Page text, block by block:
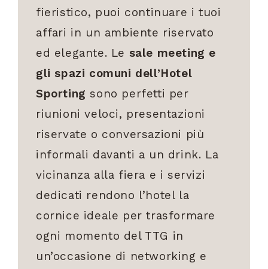
fieristico, puoi continuare i tuoi
affari in un ambiente riservato
ed elegante. Le sale meeting e
gli spazi comuni dell’Hotel
Sporting sono perfetti per
riunioni veloci, presentazioni
riservate o conversazioni più
informali davanti a un drink. La
vicinanza alla fiera e i servizi
dedicati rendono l’hotel la
cornice ideale per trasformare
ogni momento del TTG in
un’occasione di networking e